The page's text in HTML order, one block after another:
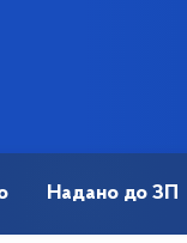
Надано до ЗП